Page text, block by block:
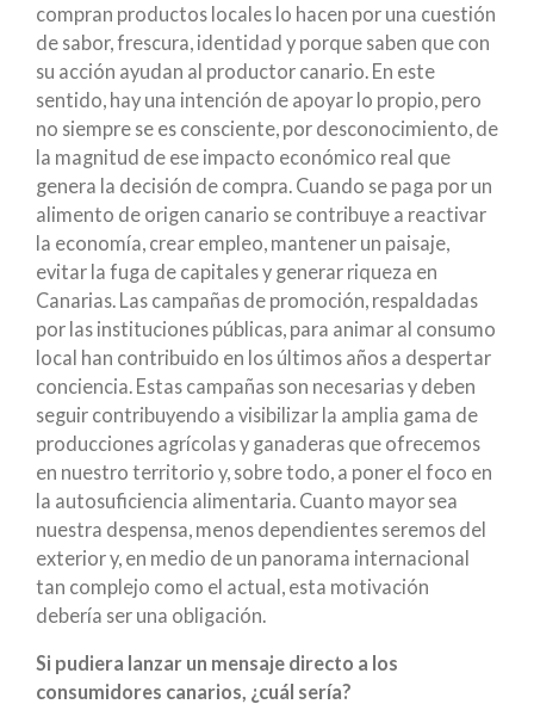
compran productos locales lo hacen por una cuestión
de sabor, frescura, identidad y porque saben que con
su acción ayudan al productor canario. En este
sentido, hay una intención de apoyar lo propio, pero
no siempre se es consciente, por desconocimiento, de
la magnitud de ese impacto económico real que
genera la decisión de compra. Cuando se paga por un
alimento de origen canario se contribuye a reactivar
la economía, crear empleo, mantener un paisaje,
evitar la fuga de capitales y generar riqueza en
Canarias. Las campañas de promoción, respaldadas
por las instituciones públicas, para animar al consumo
local han contribuido en los últimos años a despertar
conciencia. Estas campañas son necesarias y deben
seguir contribuyendo a visibilizar la amplia gama de
producciones agrícolas y ganaderas que ofrecemos
en nuestro territorio y, sobre todo, a poner el foco en
la autosuficiencia alimentaria. Cuanto mayor sea
nuestra despensa, menos dependientes seremos del
exterior y, en medio de un panorama internacional
tan complejo como el actual, esta motivación
debería ser una obligación.
Si pudiera lanzar un mensaje directo a los
consumidores canarios, ¿cuál sería?